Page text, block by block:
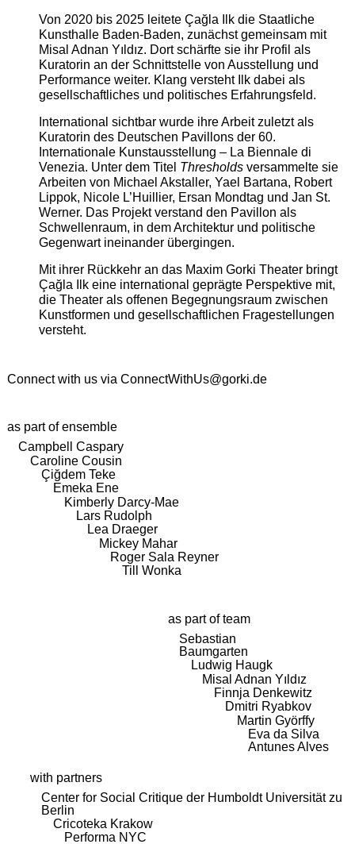
Von 2020 bis 2025 leitete Çağla Ilk die Staatliche
Kunsthalle Baden-Baden, zunächst gemeinsam mit
Misal Adnan Yıldız. Dort schärfte sie ihr Profil als
Kuratorin an der Schnittstelle von Ausstellung und
Performance weiter. Klang versteht Ilk dabei als
gesellschaftliches und politisches Erfahrungsfeld.
International sichtbar wurde ihre Arbeit zuletzt als
Kuratorin des Deutschen Pavillons der 60.
Internationale Kunstausstellung – La Biennale di
Venezia. Unter dem Titel Thresholdsversammelte sie
Arbeiten von Michael Akstaller, Yael Bartana, Robert
Lippok, Nicole L’Huillier, Ersan Mondtag und Jan St.
Werner. Das Projekt verstand den Pavillon als
Schwellenraum, in dem Architektur und politische
Gegenwart ineinander übergingen.
Mit ihrer Rückkehr an das Maxim Gorki Theater bringt
Çağla Ilk eine international geprägte Perspektive mit,
die Theater als offenen Begegnungsraum zwischen
Kunstformen und gesellschaftlichen Fragestellungen
versteht.
Connect with us via ConnectWithUs@gorki.de
as part of ensemble
Campbell Caspary
Caroline Cousin
Çiğdem Teke
Emeka Ene
Kimberly Darcy-Mae
Lars Rudolph
Lea Draeger
Mickey Mahar
Roger Sala Reyner
Till Wonka
as part of team
Sebastian
Baumgarten
Ludwig Haugk
Misal Adnan Yıldız
Finnja Denkewitz
Dmitri Ryabkov
Martin Györffy
Eva da Silva
Antunes Alves
with partners
Center for Social Critique der Humboldt Universität zu
Berlin
Cricoteka Krakow
Performa NYC